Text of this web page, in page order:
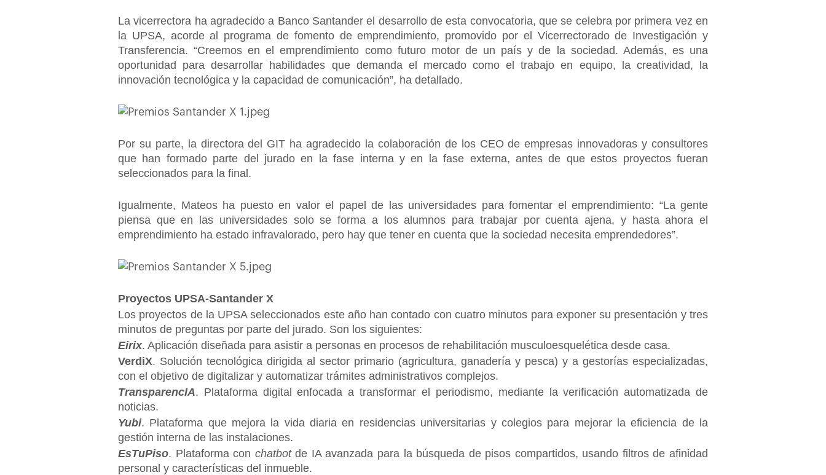
La vicerrectora ha agradecido a Banco Santander el desarrollo de esta convocatoria, que se celebra por primera vez en
la UPSA, acorde al programa de fomento de emprendimiento, promovido por el Vicerrectorado de Investigación y
Transferencia. “Creemos en el emprendimiento como futuro motor de un país y de la sociedad. Además, es una
oportunidad para desarrollar habilidades que demanda el mercado como el trabajo en equipo, la creatividad, la
innovación tecnológica y la capacidad de comunicación”, ha detallado.
Por su parte, la directora del GIT ha agradecido la colaboración de los CEO de empresas innovadoras y consultores
que han formado parte del jurado en la fase interna y en la fase externa, antes de que estos proyectos fueran
seleccionados para la final.
Igualmente, Mateos ha puesto en valor el papel de las universidades para fomentar el emprendimiento: “La gente
piensa que en las universidades solo se forma a los alumnos para trabajar por cuenta ajena, y hasta ahora el
emprendimiento ha estado infravalorado, pero hay que tener en cuenta que la sociedad necesita emprendedores”.
Proyectos UPSA-Santander X
Los proyectos de la UPSA seleccionados este año han contado con cuatro minutos para exponer su presentación y tres
minutos de preguntas por parte del jurado. Son los siguientes:
Eirix. Aplicación diseñada para asistir a personas en procesos de rehabilitación musculoesquelética desde casa.
VerdiX. Solución tecnológica dirigida al sector primario (agricultura, ganadería y pesca) y a gestorías especializadas,
con el objetivo de digitalizar y automatizar trámites administrativos complejos.
TransparencIA. Plataforma digital enfocada a transformar el periodismo, mediante la verificación automatizada de
noticias.
Yubi. Plataforma que mejora la vida diaria en residencias universitarias y colegios para mejorar la eficiencia de la
gestión interna de las instalaciones.
EsTuPiso. Plataforma con chatbotde IA avanzada para la búsqueda de pisos compartidos, usando filtros de afinidad
personal y características del inmueble.